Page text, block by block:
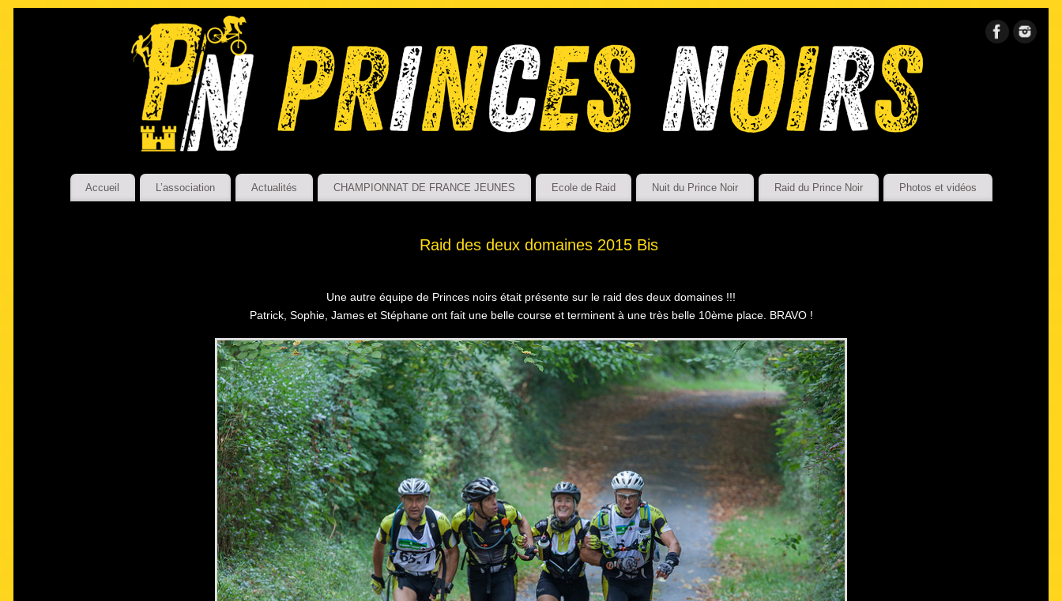
Accueil L’association Actualités CHAMPIONNAT DE FRANCE JEUNES Ecole de Raid Nuit du Prince Noir Raid du Prince Noir Photos et vidéos
Raid des deux domaines 2015 Bis
Une autre équipe de Princes noirs était présente sur le raid des deux domaines !!!
Patrick, Sophie, James et Stéphane ont fait une belle course et terminent à une très belle 10ème place. BRAVO !